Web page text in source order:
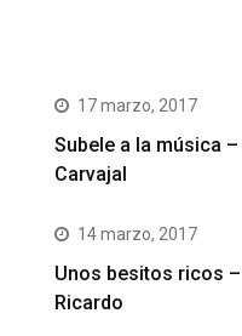
17 marzo, 2017
Subele a la música
Carvajal
14 marzo, 2017
Unos besitos ricos
Ricardo